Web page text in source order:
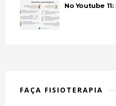
No Youtube
FAÇA FISIOTERAPIA